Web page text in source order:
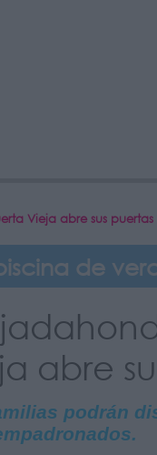
Vieja abre sus puertas
de
abre
podrán